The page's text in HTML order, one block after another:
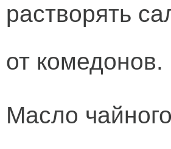
растворять
от комедонов.
Масло